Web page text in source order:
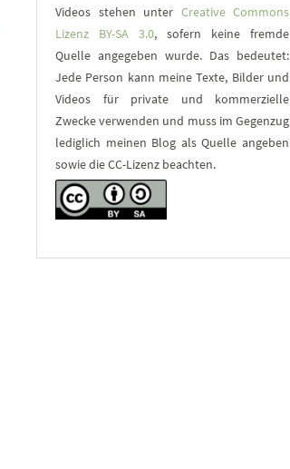
Videos stehen unter Creative Commons
Lizenz BY-SA 3.0, sofern keine fremde
Quelle angegeben wurde. Das bedeutet:
Jede Person kann meine Texte, Bilder und
Videos für private und kommerzielle
Zwecke verwenden und muss im Gegenzug
lediglich meinen Blog als Quelle angeben
sowie die CC-Lizenz beachten.